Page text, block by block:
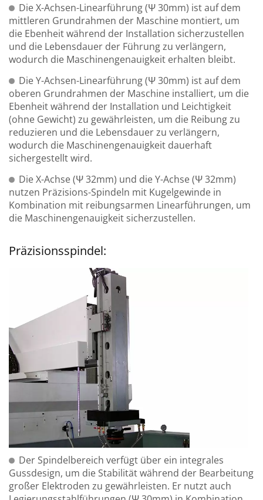
Die X-Achsen-Linearführung (Ψ 30mm) ist auf dem
mittleren Grundrahmen der Maschine montiert, um
die Ebenheit während der Installation sicherzustellen
und die Lebensdauer der Führung zu verlängern,
wodurch die Maschinengenauigkeit erhalten bleibt.
Die Y-Achsen-Linearführung (Ψ 30mm) ist auf dem
oberen Grundrahmen der Maschine installiert, um die
Ebenheit während der Installation und Leichtigkeit
(ohne Gewicht) zu gewährleisten, um die Reibung zu
reduzieren und die Lebensdauer zu verlängern,
wodurch die Maschinengenauigkeit dauerhaft
sichergestellt wird.
Die X-Achse (Ψ 32mm) und die Y-Achse (Ψ 32mm)
nutzen Präzisions-Spindeln mit Kugelgewinde in
Kombination mit reibungsarmen Linearführungen, um
die Maschinengenauigkeit sicherzustellen.
Präzisionsspindel:
Der Spindelbereich verfügt über ein integrales
Gussdesign, um die Stabilität während der Bearbeitung
großer Elektroden zu gewährleisten. Er nutzt auch